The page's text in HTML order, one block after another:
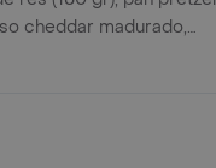
cheddar madurado,
salsa pretzel.